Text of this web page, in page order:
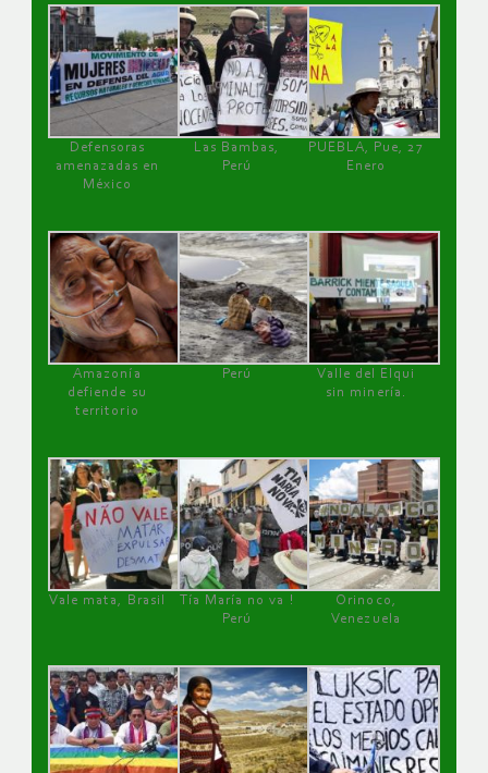
Defensoras
amenazadas en
México
Las Bambas,
Perú
PUEBLA, Pue, 27
Enero
Amazonía
defiende su
territorio
Perú
Valle del Elqui
sin minería.
Vale mata, Brasil
Tía María no va !
Perú
Orinoco,
Venezuela